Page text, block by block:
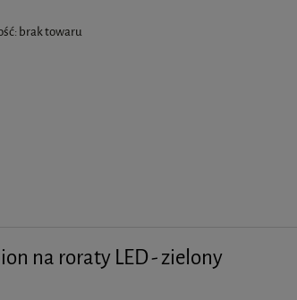
brak towaru
na roraty LED - zielony